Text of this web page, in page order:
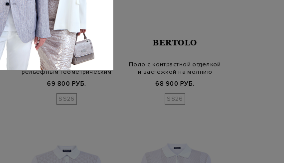
BERTOLO
Поло из хлопка и шелка с
рельефным геометрическим
69 800 РУБ.
SS26
BERTOLO
Поло с контрастной отделкой
и застежкой на молнию
68 900 РУБ.
SS26